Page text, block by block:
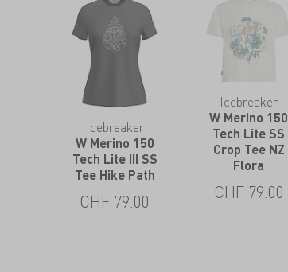
Icebreaker
W Merino 150
Tech Lite III SS
Tee Hike Path
CHF 79.00
Icebreaker
W Merino 150
Tech Lite SS
Crop Tee NZ
Flora
CHF 79.00